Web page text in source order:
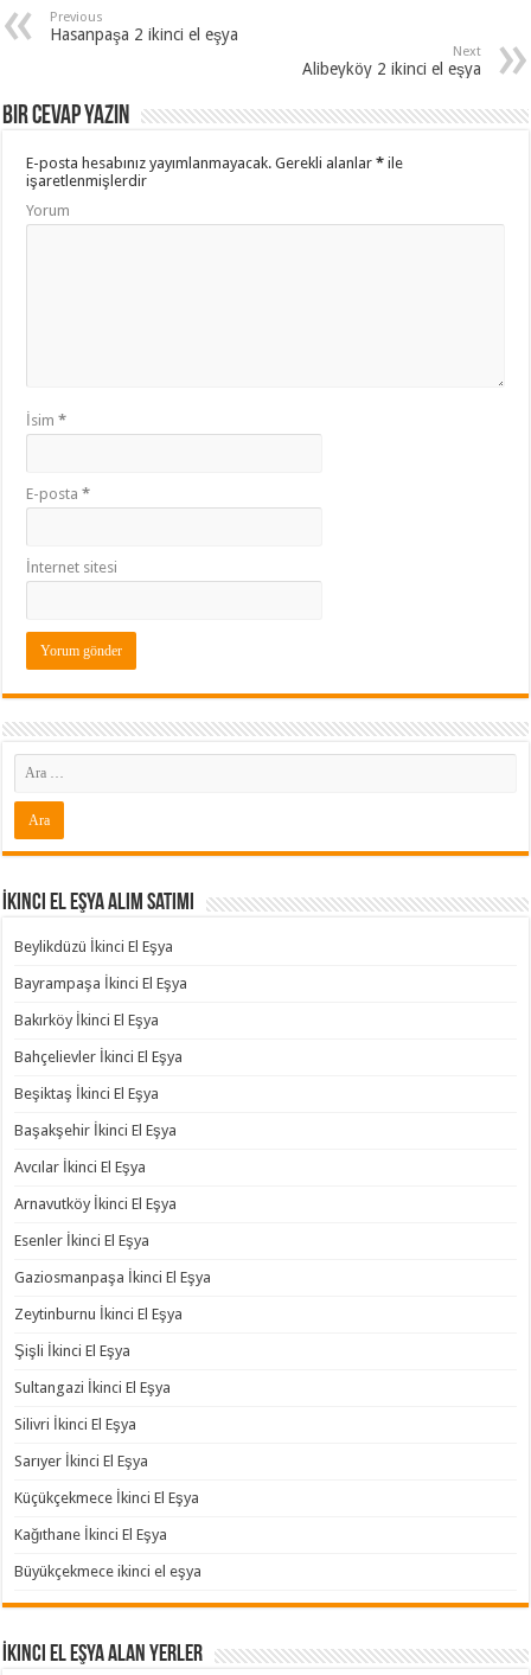
Previous
Hasanpaşa 2 ikinci el eşya
Next
Alibeyköy 2 ikinci el eşya
Bir cevap yazın
E-posta hesabınız yayımlanmayacak. Gerekli alanlar* ile
işaretlenmişlerdir
Yorum
İsim*
E-posta*
İnternet sitesi
İkinci El Eşya Alım Satımı
Beylikdüzü İkinci El Eşya
Bayrampaşa İkinci El Eşya
Bakırköy İkinci El Eşya
Bahçelievler İkinci El Eşya
Beşiktaş İkinci El Eşya
Başakşehir İkinci El Eşya
Avcılar İkinci El Eşya
Arnavutköy İkinci El Eşya
Esenler İkinci El Eşya
Gaziosmanpaşa İkinci El Eşya
Zeytinburnu İkinci El Eşya
Şişli İkinci El Eşya
Sultangazi İkinci El Eşya
Silivri İkinci El Eşya
Sarıyer İkinci El Eşya
Küçükçekmece İkinci El Eşya
Kağıthane İkinci El Eşya
Büyükçekmece ikinci el eşya
İkinci El Eşya Alan Yerler